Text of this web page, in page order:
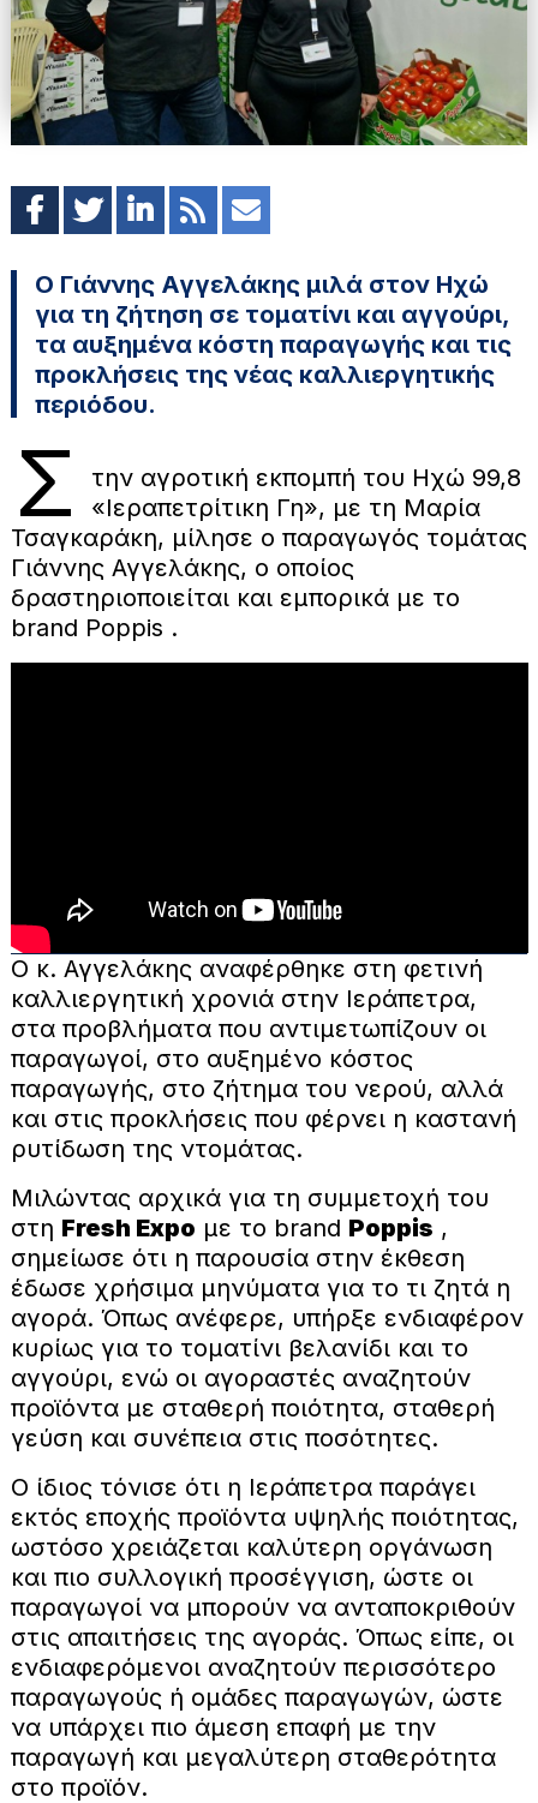
Ο Γιάννης Αγγελάκης μιλά στον Ηχώ
για τη ζήτηση σε τοματίνι και αγγούρι,
τα αυξημένα κόστη παραγωγής και τις
προκλήσεις της νέας καλλιεργητικής
περιόδου.
Σ
την αγροτική εκπομπή του Ηχώ 99,8
«Ιεραπετρίτικη Γη», με τη Μαρία
Τσαγκαράκη, μίλησε ο παραγωγός τομάτας
Γιάννης Αγγελάκης, ο οποίος
δραστηριοποιείται και εμπορικά με το
brand Poppis .
Ο κ. Αγγελάκης αναφέρθηκε στη φετινή
καλλιεργητική χρονιά στην Ιεράπετρα,
στα προβλήματα που αντιμετωπίζουν οι
παραγωγοί, στο αυξημένο κόστος
παραγωγής, στο ζήτημα του νερού, αλλά
και στις προκλήσεις που φέρνει η καστανή
ρυτίδωση της ντομάτας.
Μιλώντας αρχικά για τη συμμετοχή του
στη Fresh Expo με το brand Poppis ,
σημείωσε ότι η παρουσία στην έκθεση
έδωσε χρήσιμα μηνύματα για το τι ζητά η
αγορά. Όπως ανέφερε, υπήρξε ενδιαφέρον
κυρίως για το τοματίνι βελανίδι και το
αγγούρι, ενώ οι αγοραστές αναζητούν
προϊόντα με σταθερή ποιότητα, σταθερή
γεύση και συνέπεια στις ποσότητες.
Ο ίδιος τόνισε ότι η Ιεράπετρα παράγει
εκτός εποχής προϊόντα υψηλής ποιότητας,
ωστόσο χρειάζεται καλύτερη οργάνωση
και πιο συλλογική προσέγγιση, ώστε οι
παραγωγοί να μπορούν να ανταποκριθούν
στις απαιτήσεις της αγοράς. Όπως είπε, οι
ενδιαφερόμενοι αναζητούν περισσότερο
παραγωγούς ή ομάδες παραγωγών, ώστε
να υπάρχει πιο άμεση επαφή με την
παραγωγή και μεγαλύτερη σταθερότητα
στο προϊόν.